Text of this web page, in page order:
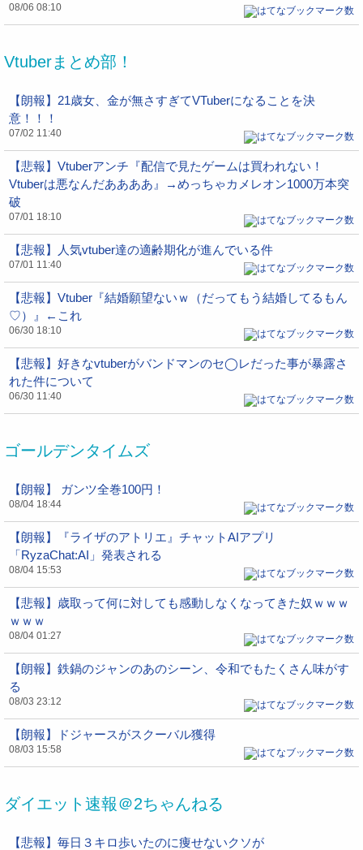
08/06 08:10
Vtuberまとめ部！
【朗報】21歳女、金が無さすぎてVTuberになることを決
意！！！
07/02 11:40
【悲報】Vtuberアンチ『配信で見たゲームは買われない！
Vtuberは悪なんだああああ』→めっちゃカメレオン1000万本突
破
07/01 18:10
【悲報】人気vtuber達の適齢期化が進んでいる件
07/01 11:40
【悲報】Vtuber『結婚願望ないｗ（だってもう結婚してるもん
♡）』←これ
06/30 18:10
【悲報】好きなvtuberがバンドマンのセ◯レだった事が暴露さ
れた件について
06/30 11:40
ゴールデンタイムズ
【朗報】 ガンツ全巻100円！
08/04 18:44
【朗報】『ライザのアトリエ』チャットAIアプリ
「RyzaChat:AI」発表される
08/04 15:53
【悲報】歳取って何に対しても感動しなくなってきた奴ｗｗｗ
ｗｗｗ
08/04 01:27
【朗報】鉄鍋のジャンのあのシーン、令和でもたくさん味がす
る
08/03 23:12
【朗報】ドジャースがスクーバル獲得
08/03 15:58
ダイエット速報＠2ちゃんねる
【悲報】毎日３キロ歩いたのに痩せないクソが